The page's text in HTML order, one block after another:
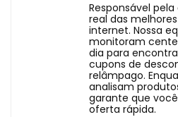
Responsável
real das
internet. Nossa
monitoram
dia para
cupons de
relâmpago.
analisam
garante que
oferta rápida.